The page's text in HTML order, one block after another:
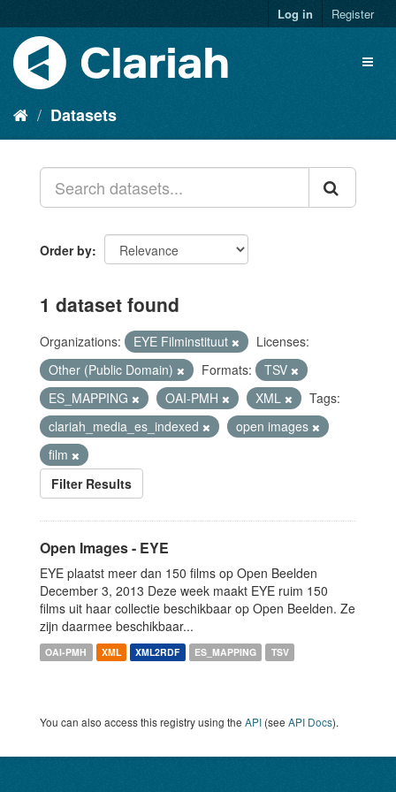
Log in Register
Datasets
Order by
1 dataset found
Organizations: EYE Filminstituut
Licenses:
Other (Public Domain)
Formats:
TSV
ES_MAPPING
OAI-PMH XML
Tags:
clariah_media_es_indexed
open images
film
Filter Results
Open Images - EYE
EYE plaatst meer dan 150 films op Open Beelden
December 3, 2013 Deze week maakt EYE ruim 150
films uit haar collectie beschikbaar op Open Beelden. Ze
zijn daarmee beschikbaar...
OAI-PMH XML XML2RDF ES_MAPPING TSV
You can also access this registry using the API (see API Docs).